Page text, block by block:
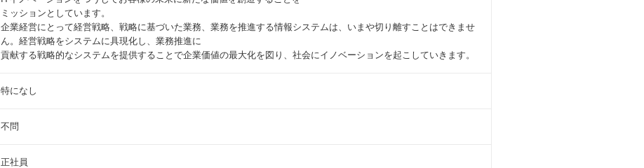
ミッションとしています。
企業経営にとって経営戦略、戦略に基づいた業務、業務を推進する情報システムは、いまや切り離すことはできませ
ん。経営戦略をシステムに具現化し、業務推進に
貢献する戦略的なシステムを提供することで企業価値の最大化を図り、社会にイノベーションを起こしていきます。
特になし
不問
正社員